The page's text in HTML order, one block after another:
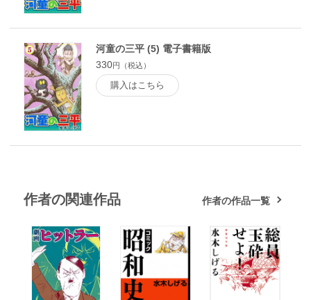
河童の三平 (5) 電子書籍版
330円（税込）
購入はこちら
作者の関連作品 作者の作品一覧